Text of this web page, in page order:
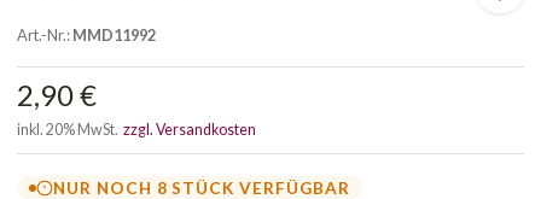
Art.-Nr.:MMD11992
2,90 €
inkl. 20% MwSt. zzgl. Versandkosten
NUR NOCH 8 STÜCK VERFÜGBAR